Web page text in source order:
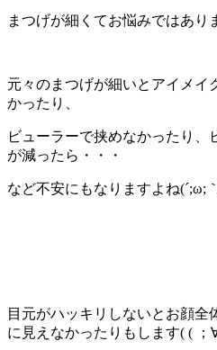
まつげが細くてお悩みではあり
元々のまつげが細いとアイメイ
かったり、
ビューラーで挟めなかったり
が減ったら・・・
など不安にもなりますよね(´;ω;
目元がハッキリしないとお顔
に見えなかったりもします( ( ；